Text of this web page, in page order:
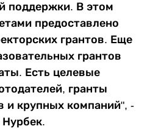
поддержки. В этом
предоставлено
грантов. Еще
грантов
Есть целевые
гранты
и крупных компаний", -
Нурбек.